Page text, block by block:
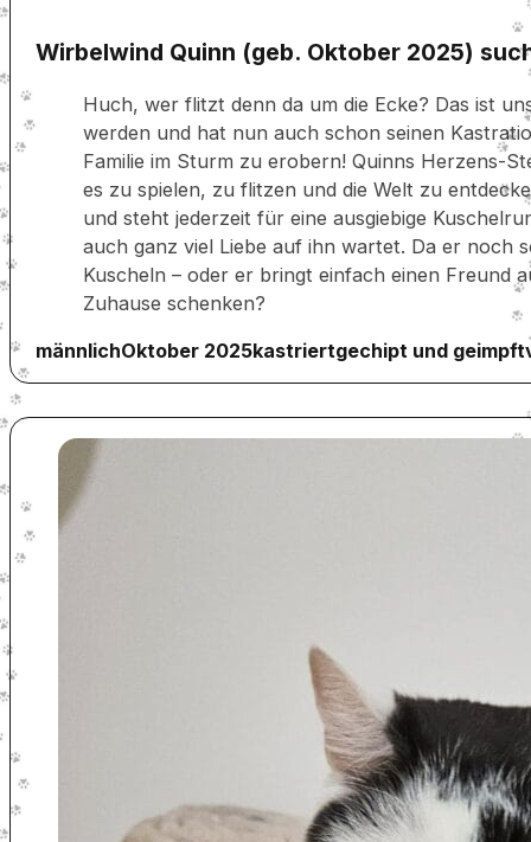
Wirbelwind Quinn (geb. Oktober 2025)
Huch, wer flitzt denn da um die Ecke? Das ist
werden und hat nun auch schon seinen
Familie im Sturm zu erobern! Quinns Herzens-
es zu spielen, zu flitzen und die Welt zu
und steht jederzeit für eine ausgiebige
auch ganz viel Liebe auf ihn wartet. Da er noch
Kuscheln – oder er bringt einfach einen Freund
Zuhause schenken?
männlichOktober 2025kastriertgechipt und geimpft